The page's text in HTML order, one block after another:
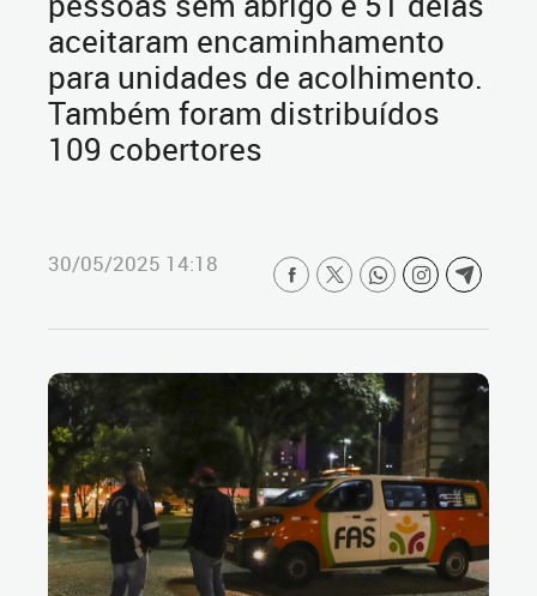
aceitaram encaminhamento
para unidades de acolhimento.
Também foram distribuídos
109 cobertores
30/05/2025 14:18